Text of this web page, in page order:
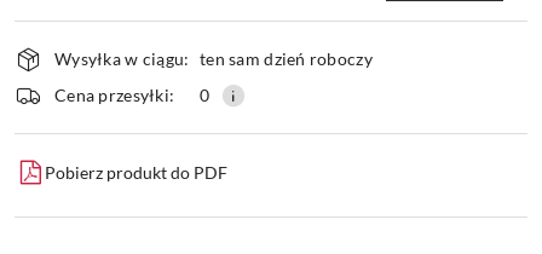
Wyślij
Dostępność
i
dostawa
Wysyłka w ciągu: ten sam dzień roboczy
Cena przesyłki:
0
Pobierz produkt do PDF